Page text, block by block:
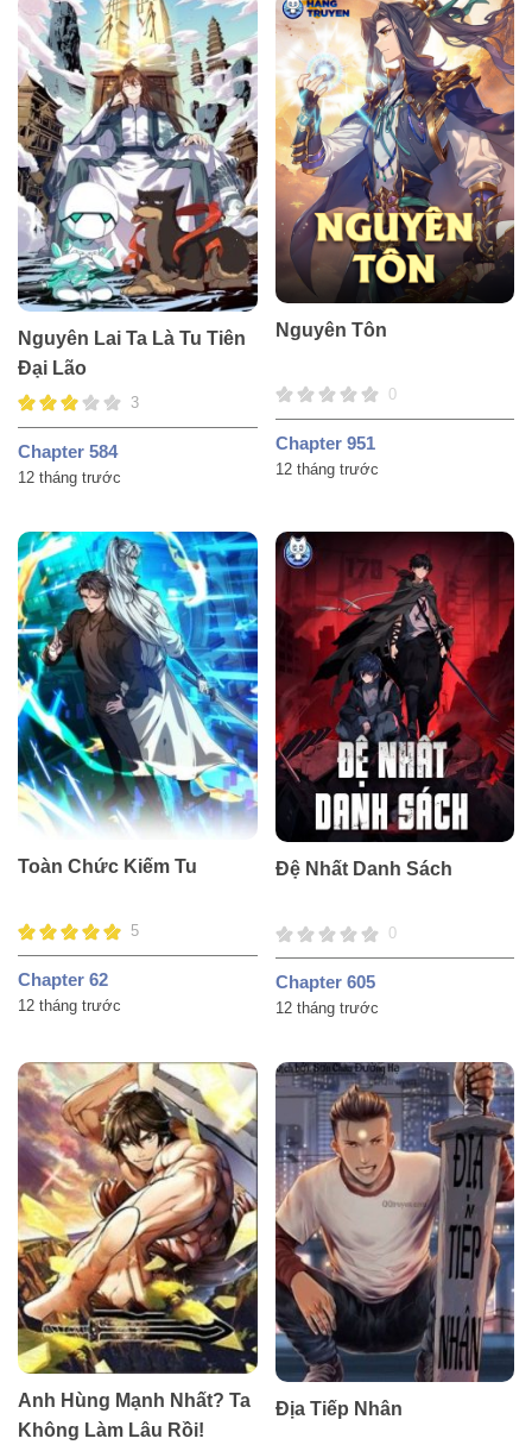
Nguyên Lai Ta Là Tu Tiên
Đại Lão
3
Chapter 584
12 tháng trước
Nguyên Tôn
0
Chapter 951
12 tháng trước
Toàn Chức Kiếm Tu
5
Chapter 62
12 tháng trước
Đệ Nhất Danh Sách
0
Chapter 605
12 tháng trước
Anh Hùng Mạnh Nhất? Ta
Không Làm Lâu Rồi!
Địa Tiếp Nhân